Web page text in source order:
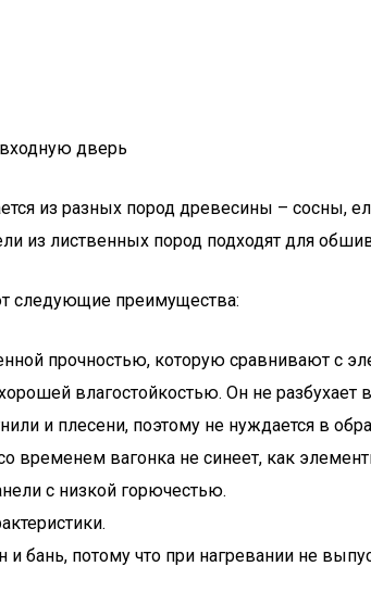
дверь
из разных пород древесины – сосны,
из лиственных пород подходят для
следующие преимущества:
прочностью, которую сравнивают с
хорошей влагостойкостью. Он не
и плесени, поэтому не нуждается в
временем вагонка не синеет, как
с низкой горючестью.
и бань, потому что при нагревании не